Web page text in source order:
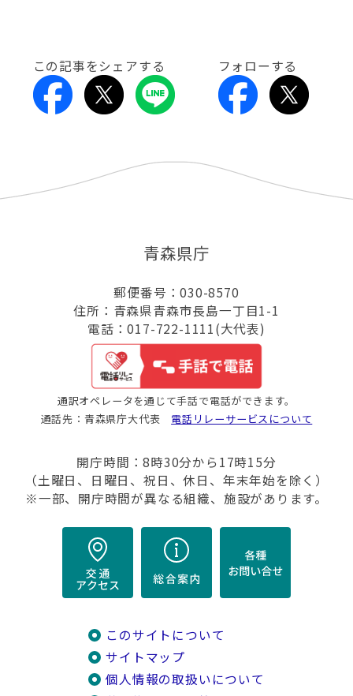
この記事をシェアする フォローする
青森県庁
郵便番号：030-8570
住所：青森県青森市長島一丁目1-1
電話：017-722-1111(大代表)
通訳オペレータを通じて手話で電話ができます。
通話先：青森県庁大代表 電話リレーサービスについて
開庁時間：8時30分から17時15分
（土曜日、日曜日、祝日、休日、年末年始を除く）
※一部、開庁時間が異なる組織、施設があります。
このサイトについて
サイトマップ
個人情報の取扱いについて